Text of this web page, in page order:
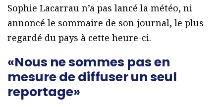
Sophie Lacarrau n’a pas lancé la météo, ni
annoncé le sommaire de son journal, le plus
regardé du pays à cette heure-ci.
«Nous ne sommes pas en
mesure de diffuser un seul
reportage»